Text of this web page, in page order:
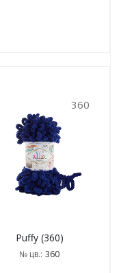
360
Puffy (360)
№ цв.: 360